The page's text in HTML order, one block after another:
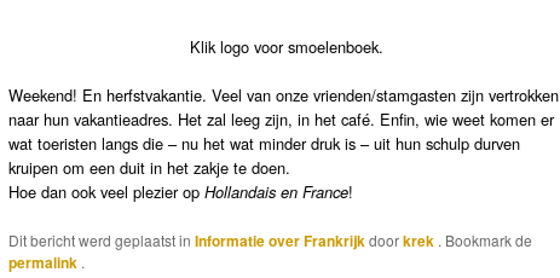
Klik logo voor smoelenboek.
Weekend! En herfstvakantie. Veel van onze vrienden/stamgasten zijn vertrokken
naar hun vakantieadres. Het zal leeg zijn, in het café. Enfin, wie weet komen er
wat toeristen langs die – nu het wat minder druk is – uit hun schulp durven
kruipen om een duit in het zakje te doen.
Hoe dan ook veel plezier opHollandais en France!
Dit bericht werd geplaatst inInformatie over Frankrijkdoorkrek . Bookmark de
permalink .